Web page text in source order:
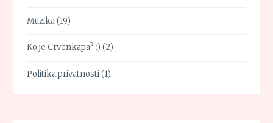
Muzika(19)
Ko je Crvenkapa? :) (2)
Politika privatnosti(1)